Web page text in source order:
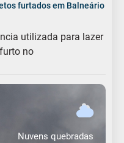
furtados em Balneário
utilizada para lazer
no
Nuvens quebradas